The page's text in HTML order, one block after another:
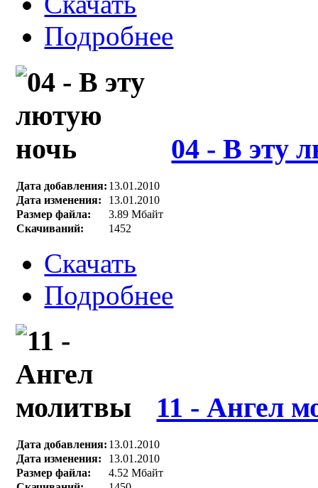
Подробнее
04 - В эту
Дата добавления: 13.01.2010
Дата изменения:
13.01.2010
Размер файла:
3.89 Мбайт
Скачиваний:
1452
Скачать
Подробнее
11 - Ангел
Дата добавления: 13.01.2010
Дата изменения:
13.01.2010
Размер файла:
4.52 Мбайт